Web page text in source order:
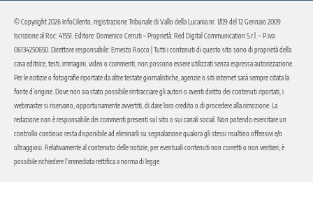
© Copyright 2026 InfoCilento, registrazione Tribunale di Vallo della Lucania nr. 1/09 del 12 Gennaio 2009.
Iscrizione al Roc: 41551. Editore: Domenico Cerruti – Proprietà: Red Digital Communication S.r.l. – P.iva
06134250650. Direttore responsabile: Ernesto Rocco | Tutti i contenuti di questo sito sono di proprietà della
casa editrice, testi, immagini, video o commenti, non possono essere utilizzati senza espressa autorizzazione.
Per le notizie o fotografie riportate da altre testate giornalistiche, agenzie o siti internet sarà sempre citata la
fonte d’origine. Dove non sia stato possibile rintracciare gli autori o aventi diritto dei contenuti riportati, i
webmaster si riservano, opportunamente avvertiti, di dare loro credito o di procedere alla rimozione. La
redazione non è responsabile dei commenti presenti sul sito o sui canali social. Non potendo esercitare un
controllo continuo resta disponibile ad eliminarli su segnalazione qualora gli stessi risultino offensivi e/o
oltraggiosi. Relativamente al contenuto delle notizie, per eventuali contenuti non corretti o non veritieri, è
possibile richiedere l’immediata rettifica a norma di legge.